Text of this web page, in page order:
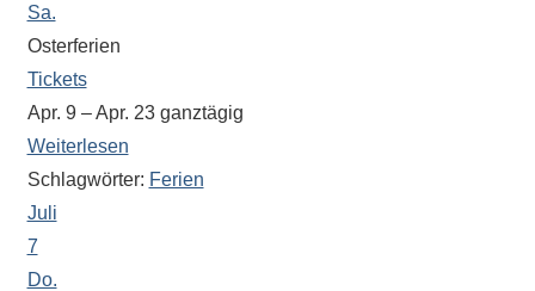
wir
versuchen
auf
alle
Fragen
Antworten
zu
bieten.
Daneben
Sa.
Osterferien
Tickets
Apr. 9 – Apr. 23 ganztägig
Weiterlesen
Schlagwörter: Ferien
Juli
7
Do.